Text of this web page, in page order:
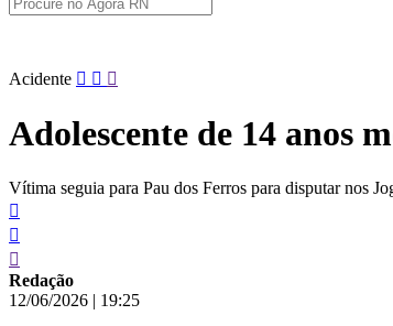
Pular
conteúdo
Acidente
Adolescente de 14 anos
Vítima seguia para Pau dos Ferros para disputar nos
Redação
12/06/2026 | 19:25